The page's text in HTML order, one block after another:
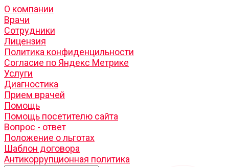
О компании
Врачи
Сотрудники
Лицензия
Политика конфиденцильности
Согласие по Яндекс Метрике
Услуги
Диагностика
Прием врачей
Помощь
Помощь посетителю сайта
Вопрос - ответ
Положение о льготах
Шаблон договора
Антикоррупционная политика